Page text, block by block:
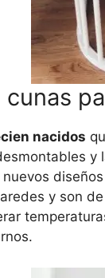
cunas
nacidos
y son